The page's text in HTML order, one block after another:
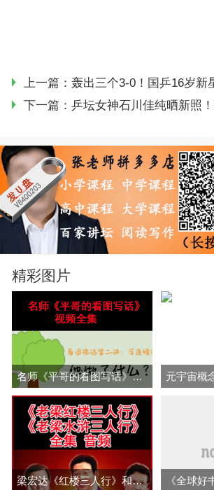
上一篇： 轰出三个3-0！国乒16岁新星旗开得胜，五人
下一篇： 乒坛女神石川佳纯晒新照！29岁童心未泯
精彩图片
名师《平哥的看图写话》视频全集百度网盘下载
梁宏达《红楼三人行》和《水浒三人行》全集音频（完结）百度网盘下载